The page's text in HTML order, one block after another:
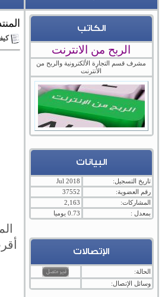
الكاتب
الربح من الانترنت
مشرف قسم التجارة الألكترونية والربح من
الأنترنت
البيانات
تاريخ التسجيل:
Jul 2018
رقم العضوية:
37552
المشاركات:
2,163
بمعدل :
0.73 يوميا
الإتصالات
الحالة:
وسائل الإتصال: